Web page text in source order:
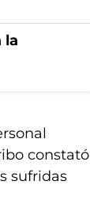
la
constató
sufridas